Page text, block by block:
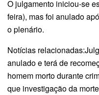
O julgamento iniciou-se
feira), mas foi anulado
o plenário.
Notícias
anulado e terá de
homem morto durante
que investigação da